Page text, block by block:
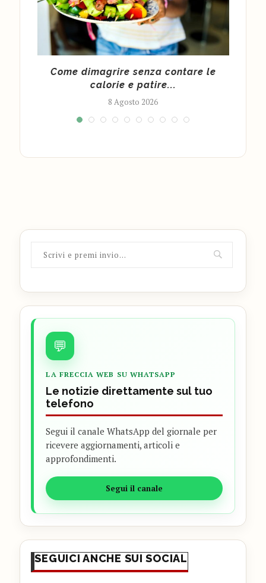
Come dimagrire senza contare le
calorie e patire...
8 Agosto 2026
💬
LA FRECCIA WEB SU WHATSAPP
Le notizie direttamente sul tuo
telefono
Segui il canale WhatsApp del giornale per
ricevere aggiornamenti, articoli e
approfondimenti.
Segui il canale
SEGUICI ANCHE SUI SOCIAL